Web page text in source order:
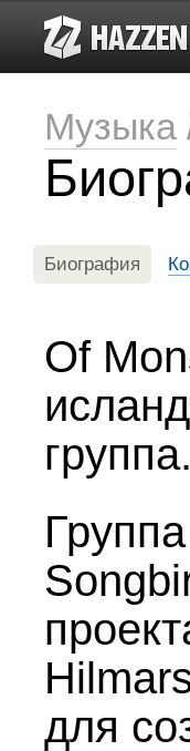
Музыка
Биография
Of
группа.
для